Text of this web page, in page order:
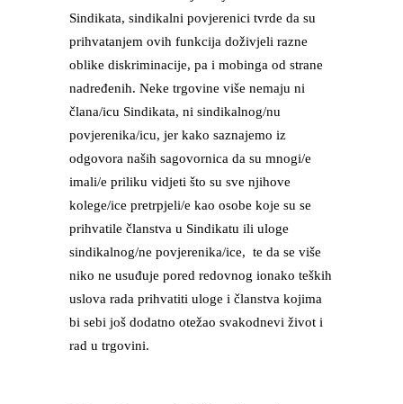
Sindikata, sindikalni povjerenici tvrde da su
prihvatanjem ovih funkcija doživjeli razne
oblike diskriminacije, pa i mobinga od strane
nadređenih. Neke trgovine više nemaju ni
člana/icu Sindikata, ni sindikalnog/nu
povjerenika/icu, jer kako saznajemo iz
odgovora naših sagovornica da su mnogi/e
imali/e priliku vidjeti što su sve njihove
kolege/ice pretrpjeli/e kao osobe koje su se
prihvatile članstva u Sindikatu ili uloge
sindikalnog/ne povjerenika/ice, te da se više
niko ne usuđuje pored redovnog ionako teških
uslova rada prihvatiti uloge i članstva kojima
bi sebi još dodatno otežao svakodnevi život i
rad u trgovini.